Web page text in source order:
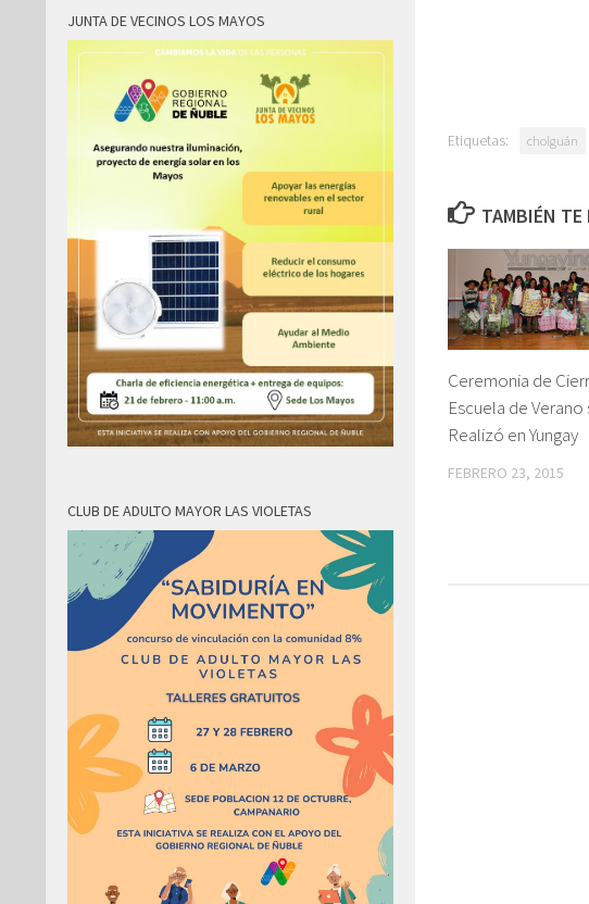
Etiquetas: cholguán
TAMBIÉN TE
Ceremonia de
Escuela de Verano
Realizó en Yungay
FEBRERO 23, 2015
JUNTA DE VECINOS LOS MAYOS
CLUB DE ADULTO MAYOR LAS VIOLETAS